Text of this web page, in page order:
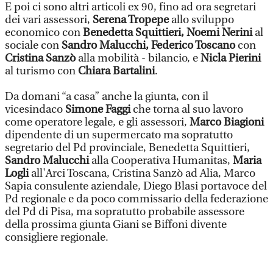
E poi ci sono altri articoli ex 90, fino ad ora segretari
dei vari assessori, Serena Tropepeallo sviluppo
economico conBenedetta Squittieri, Noemi Nerinial
sociale con Sandro Malucchi, Federico Toscanocon
Cristina Sanzòalla mobilità - bilancio, eNicla Pierini
al turismo con Chiara Bartalini.
Da domani “a casa” anche la giunta, con il
vicesindaco Simone Faggiche torna al suo lavoro
come operatore legale, e gli assessori, Marco Biagioni
dipendente di un supermercato ma sopratutto
segretario del Pd provinciale, Benedetta Squittieri,
Sandro Malucchialla Cooperativa Humanitas, Maria
Logliall'Arci Toscana, Cristina Sanzò ad Alia, Marco
Sapia consulente aziendale, Diego Blasi portavoce del
Pd regionale e da poco commissario della federazione
del Pd di Pisa, ma sopratutto probabile assessore
della prossima giunta Giani se Biffoni divente
consigliere regionale.